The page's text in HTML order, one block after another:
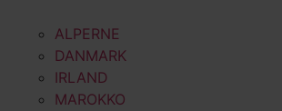
ALPERNE
DANMARK
IRLAND
MAROKKO